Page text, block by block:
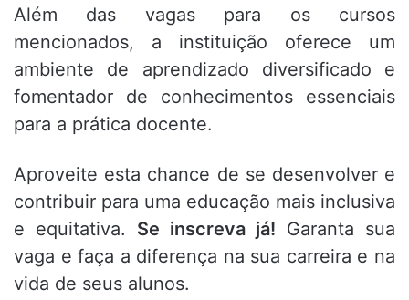
Além das vagas para os cursos
mencionados, a instituição oferece um
ambiente de aprendizado diversificado e
fomentador de conhecimentos essenciais
para a prática docente.
Aproveite esta chance de se desenvolver e
contribuir para uma educação mais inclusiva
e equitativa. Se inscreva já! Garanta sua
vaga e faça a diferença na sua carreira e na
vida de seus alunos.